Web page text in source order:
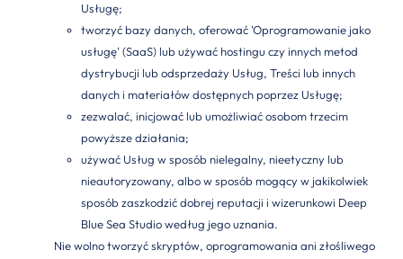
Usługę;
tworzyć bazy danych, oferować 'Oprogramowanie jako
usługę' (SaaS) lub używać hostingu czy innych metod
dystrybucji lub odsprzedaży Usług, Treści lub innych
danych i materiałów dostępnych poprzez Usługę;
zezwalać, inicjować lub umożliwiać osobom trzecim
powyższe działania;
używać Usług w sposób nielegalny, nieetyczny lub
nieautoryzowany, albo w sposób mogący w jakikolwiek
sposób zaszkodzić dobrej reputacji i wizerunkowi Deep
Blue Sea Studio według jego uznania.
Nie wolno tworzyć skryptów, oprogramowania ani złośliwego